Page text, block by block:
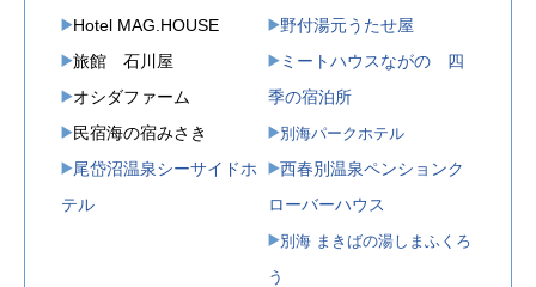
Hotel MAG.HOUSE
旅館 石川屋
オシダファーム
民宿海の宿みさき
尾岱沼温泉シーサイドホ
テル
野付湯元うたせ屋
ミートハウスながの 四
季の宿泊所
別海パークホテル
西春別温泉ペンションク
ローバーハウス
別海 まきばの湯しまふくろ
う